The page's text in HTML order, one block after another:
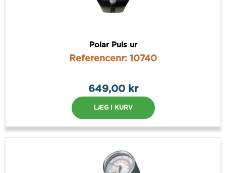
Polar Puls ur
Referencenr: 10740
649,00 kr
LÆG I KURV